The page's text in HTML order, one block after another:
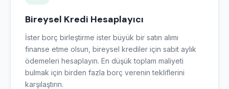
Bireysel Kredi Hesaplayıcı
İster borç birleştirme ister büyük bir satın alımı
finanse etme olsun, bireysel krediler için sabit aylık
ödemeleri hesaplayın. En düşük toplam maliyeti
bulmak için birden fazla borç verenin tekliflerini
karşılaştırın.